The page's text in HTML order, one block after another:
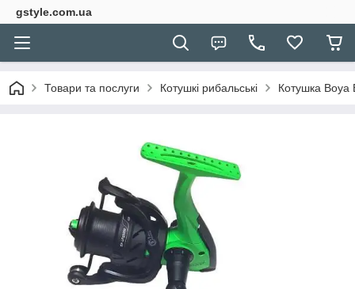
gstyle.com.ua
Товари та послуги Котушкі рибальські Котушка Boya